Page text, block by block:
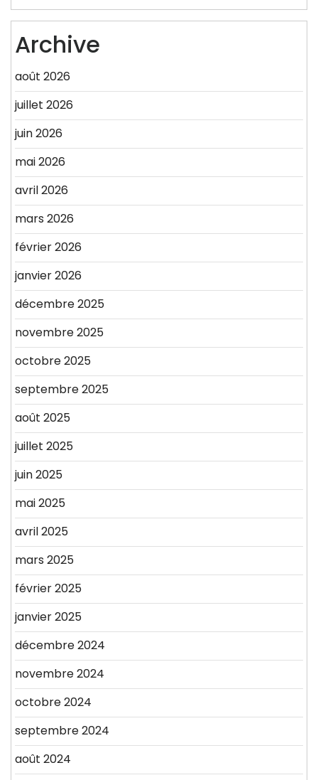
Archive
août 2026
juillet 2026
juin 2026
mai 2026
avril 2026
mars 2026
février 2026
janvier 2026
décembre 2025
novembre 2025
octobre 2025
septembre 2025
août 2025
juillet 2025
juin 2025
mai 2025
avril 2025
mars 2025
février 2025
janvier 2025
décembre 2024
novembre 2024
octobre 2024
septembre 2024
août 2024